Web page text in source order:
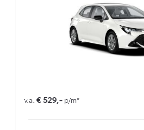
v.a. € 529,- p/m*